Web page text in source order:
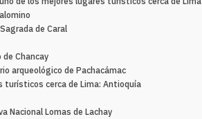
de Caral
Chancay
arqueológico de Pachacámac
turísticos cerca de Lima: Antioquía
Nacional Lomas de Lachay